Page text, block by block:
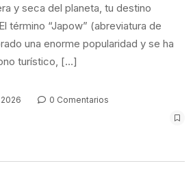
y seca del planeta, tu destino
término “Japow” (abreviatura de
una enorme popularidad y se ha
turístico, […]
0 Comentarios